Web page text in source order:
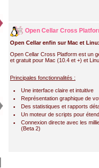
Open Cellar Cross
Open Cellar enfin sur Mac et
Open Cellar Cross Platform est un
et gratuit pour Mac (10.4 et +) et
Principales fonctionnalités :
Une interface claire et intuitive
Représentation graphique de
Des statistiques et rapports
Un moteur de scripts pour
Connexion directe avec les
(Beta 2)